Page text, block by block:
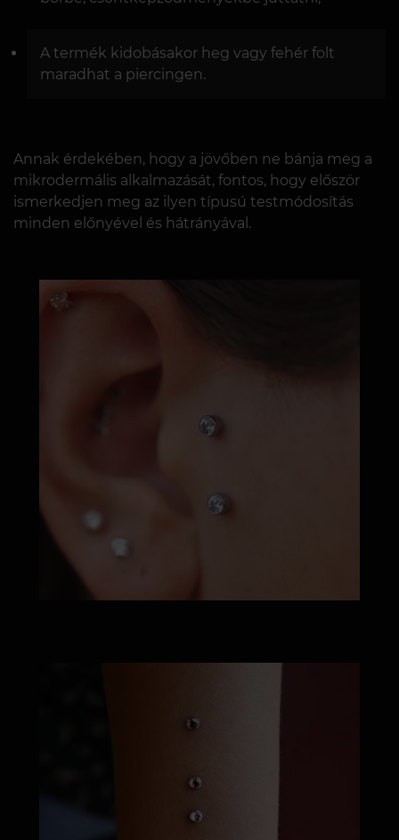
A termék kidobásakor heg vagy fehér folt
maradhat a piercingen.
Annak érdekében, hogy a jövőben ne bánja meg a
mikrodermális alkalmazását, fontos, hogy először
ismerkedjen meg az ilyen típusú testmódosítás
minden előnyével és hátrányával.